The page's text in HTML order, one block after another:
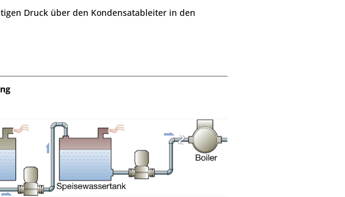
Druck über den Kondensatableiter in den